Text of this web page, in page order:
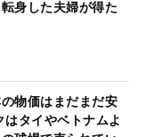
身した夫婦が得た
物価はまだまだ安
タイやベトナムよ